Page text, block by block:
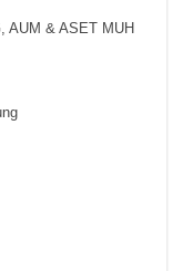
AUM & ASET MUH